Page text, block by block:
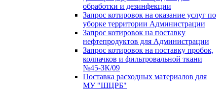
обработки и дезинфекции
Запрос котировок на оказание услуг по
уборке территории Администрации
Запрос котировок на поставку
нефтепродуктов для Администрации
Запрос котировок на поставку пробок,
колпачков и фильтровальной ткани
№45-ЗК/09
Поставка расходных материалов для
МУ "ШЦРБ"